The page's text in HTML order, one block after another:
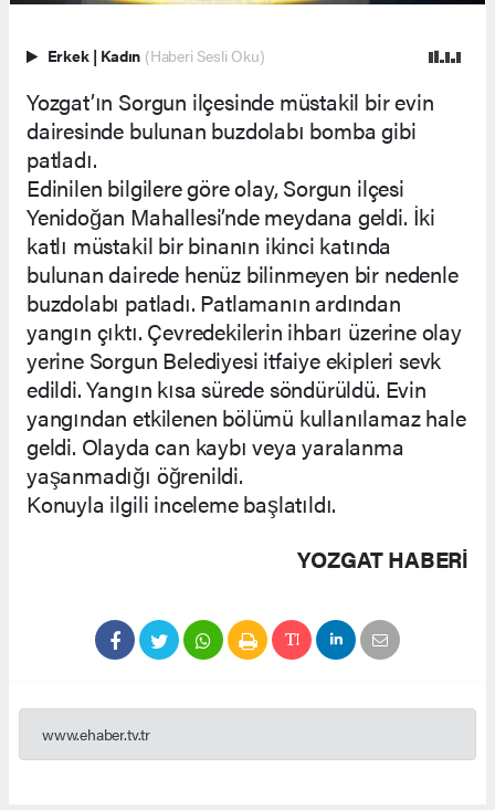
Erkek | Kadın (Haberi Sesli Oku)
Yozgat’ın Sorgun ilçesinde müstakil bir evin
dairesinde bulunan buzdolabı bomba gibi
patladı.
Edinilen bilgilere göre olay, Sorgun ilçesi
Yenidoğan Mahallesi’nde meydana geldi. İki
katlı müstakil bir binanın ikinci katında
bulunan dairede henüz bilinmeyen bir nedenle
buzdolabı patladı. Patlamanın ardından
yangın çıktı. Çevredekilerin ihbarı üzerine olay
yerine Sorgun Belediyesi itfaiye ekipleri sevk
edildi. Yangın kısa sürede söndürüldü. Evin
yangından etkilenen bölümü kullanılamaz hale
geldi. Olayda can kaybı veya yaralanma
yaşanmadığı öğrenildi.
Konuyla ilgili inceleme başlatıldı.
YOZGAT HABERİ
www.ehaber.tv.tr